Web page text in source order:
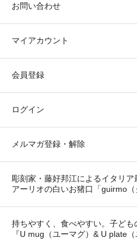
お問い合わせ
マイアカウント
会員登録
ログイン
メルマガ登録・解除
彫刻家・藤好邦江によるイタリア
アーリオの白いお猪口「guirmo（
持ちやすく、食べやすい。子ども
『U mug（ユーマグ）& U plate（